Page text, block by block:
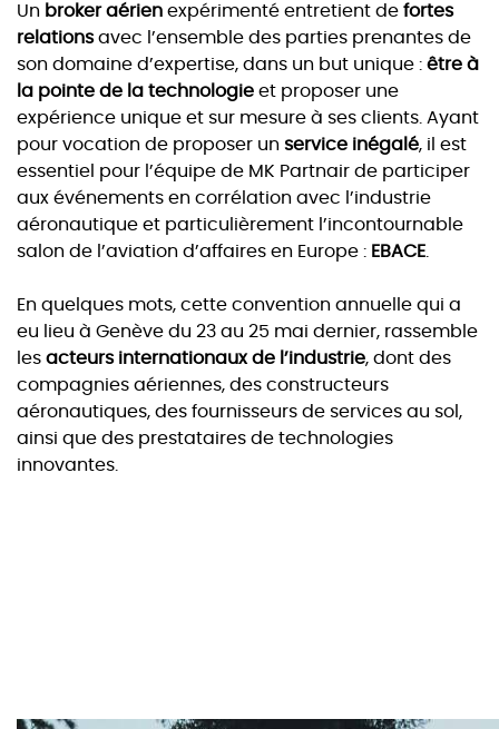
Un broker aérien expérimenté entretient de fortes
relationsavec l’ensemble des parties prenantes de
son domaine d’expertise, dans un but unique : être à
la pointe de la technologie et proposer une
expérience unique et sur mesure à ses clients. Ayant
pour vocation de proposer un service inégalé, il est
essentiel pour l’équipe de MK Partnair de participer
aux événements en corrélation avec l’industrie
aéronautique et particulièrement l’incontournable
salon de l’aviation d’affaires en Europe : EBACE
En quelques mots, cette convention annuelle qui a
eu lieu à Genève du 23 au 25 mai dernier, rassemble
les acteurs internationaux de l’industrie, dont des
compagnies aériennes, des constructeurs
aéronautiques, des fournisseurs de services au sol,
ainsi que des prestataires de technologies
innovantes.